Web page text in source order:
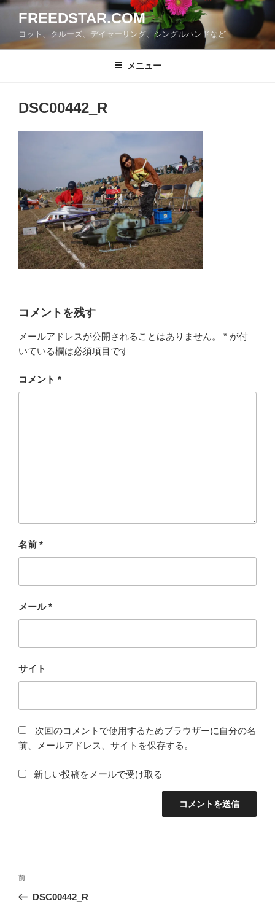
コ
ン
FREEDSTAR.COM
ヨット、クルーズ、デイセーリング、シングルハンドなど
メニュー
DSC00442_R
コメントを残す
メールアドレスが公開されることはありません。 * が付
いている欄は必須項目です
コメント *
名前 *
メール*
サイト
次回のコメントで使用するためブラウザーに自分の名
前、メールアドレス、サイトを保存する。
新しい投稿をメールで受け取る
投
前
の
前
DSC00442_R